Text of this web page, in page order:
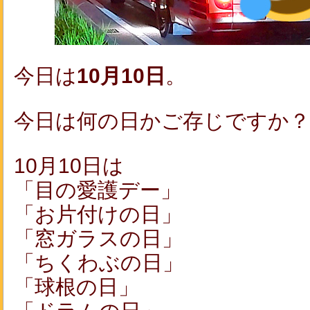
今日は10月10日 。
今日は何の日かご存じですか？
10月10日は
「目の愛護デー」
「お片付けの日」
「窓ガラスの日」
「ちくわぶの日」
「球根の日」